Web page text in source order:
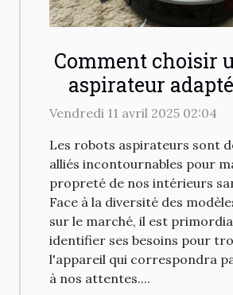
Comment choisir
aspirateur
besoins de
Vendredi 11 avril 2025 02:04
Les robots aspirateurs sont
alliés incontournables pour
propreté de nos intérieurs
Face à la diversité des
sur le marché, il est
identifier ses besoins pour
l'appareil qui correspondra
à nos attentes....